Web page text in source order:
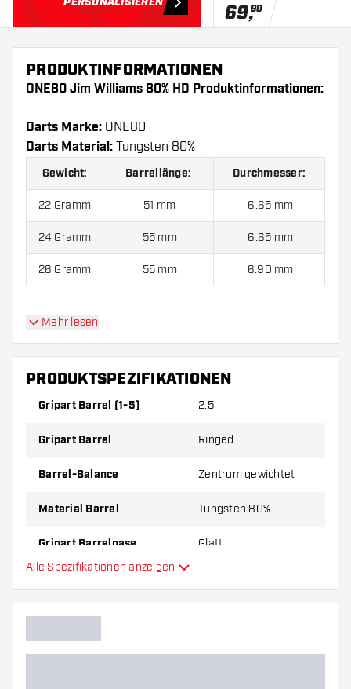
69,90
PRODUKTINFORMATIONEN
ONE80 Jim Williams 80% HD Produktinformationen:
Darts Marke: ONE80
Darts Material: Tungsten 80%
Gewicht: Barrellänge: Durchmesser:
22 Gramm 51 mm 6.65 mm
24 Gramm 55 mm 6.65 mm
26 Gramm 55 mm 6.90 mm
ONE80 Jim Williams 80% HD kommen mit:
Barrels, 3 Flights und 6 Shafts.
Mehr lesen
PRODUKTSPEZIFIKATIONEN
Gripart Barrel (1-5) 2.5
Gripart Barrel Ringed
Barrel-Balance Zentrum gewichtet
Material Barrel Tungsten 80%
Gripart Barrelnase Glatt
Barrelfarbe
Alle Spezifikationen anzeigen